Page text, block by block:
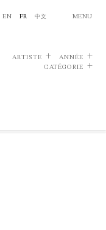
EN FR 中文 MENU
ARTISTE
ANNÉE
CATÉGORIE